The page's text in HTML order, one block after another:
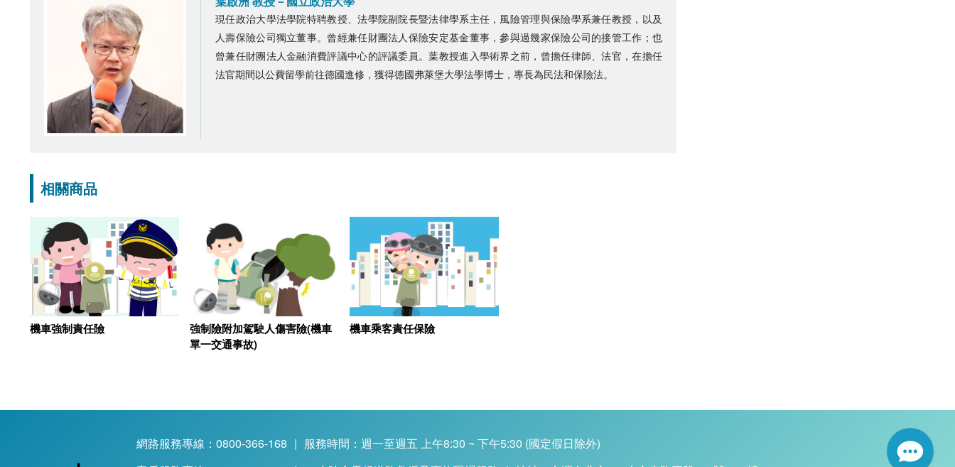
現任政治大學法學院特聘教授、法學院副院長暨法律學系主任，風險管理與保險學系兼任教授，以及
人壽保險公司獨立董事。曾經兼任財團法人保險安定基金董事，參與過幾家保險公司的接管工作；也
曾兼任財團法人金融消費評議中心的評議委員。葉教授進入學術界之前，曾擔任律師、法官，在擔任
法官期間以公費留學前往德國進修，獲得德國弗萊堡大學法學博士，專長為民法和保險法。
相關商品
機車強制責任險
強制險附加駕駛人傷害險(機車
單一交通事故)
機車乘客責任保險
網路服務專線：0800-366-168 | 服務時間：週一至週五 上午8:30 ~ 下午5:30 (國定假日除外)